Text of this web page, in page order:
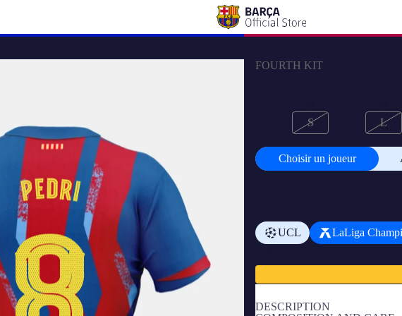
FOURTH KIT
S L
Choisir un joueur
UCL
LaLiga
DESCRIPTION